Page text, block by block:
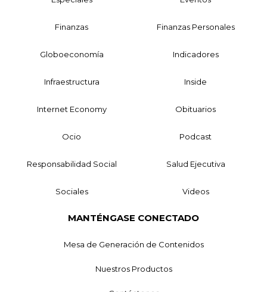
Finanzas Finanzas Personales
Globoeconomía Indicadores
Infraestructura Inside
Internet Economy Obituarios
Ocio Podcast
Responsabilidad Social Salud Ejecutiva
Sociales Videos
MANTÉNGASE CONECTADO
Mesa de Generación de Contenidos
Nuestros Productos